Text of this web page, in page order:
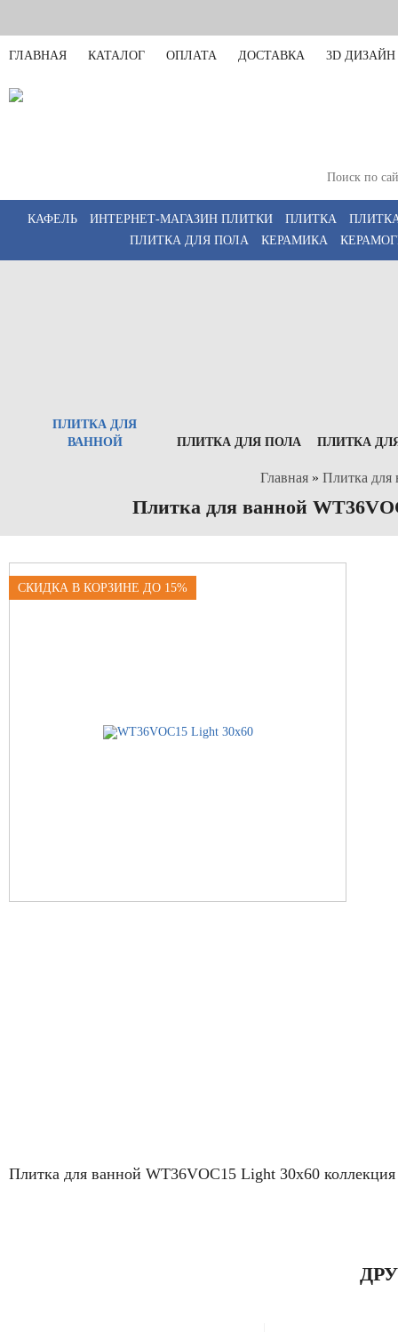
ГЛАВНАЯ КАТАЛОГ ОПЛАТА ДОСТАВКА 3D ДИЗАЙН
КАФЕЛЬ ИНТЕРНЕТ-МАГАЗИН ПЛИТКИ ПЛИТКА
ПЛИТКА ДЛЯ ПОЛА
КЕРАМИКА
ПЛИТКА ДЛЯ
ВАННОЙ
ПЛИТКА ДЛЯ ПОЛА ПЛИТКА
Главная » Плитка для
Плитка для ванной
СКИДКА В КОРЗИНЕ ДО 15%
Плитка для ванной WT36VOC15 Light 30x60